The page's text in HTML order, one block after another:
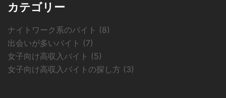
カテゴリー
ナイトワーク系のバイト (8)
出会いが多いバイト (7)
女子向け高収入バイト (5)
女子向け高収入バイトの探し方 (3)